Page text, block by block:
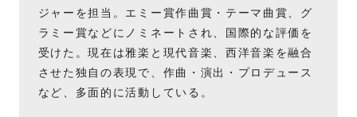
ジャーを担当。エミー賞作曲賞・テーマ曲賞、グ
ラミー賞などにノミネートされ、国際的な評価を
受けた。現在は雅楽と現代音楽、西洋音楽を融合
させた独自の表現で、作曲・演出・プロデュース
など、多面的に活動している。